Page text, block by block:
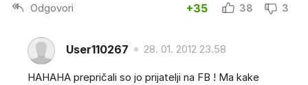
Odgovori +35 38 3
User110267 28. 01. 2012 23.58
HAHAHA prepričali so jo prijatelji na FB ! Ma kake